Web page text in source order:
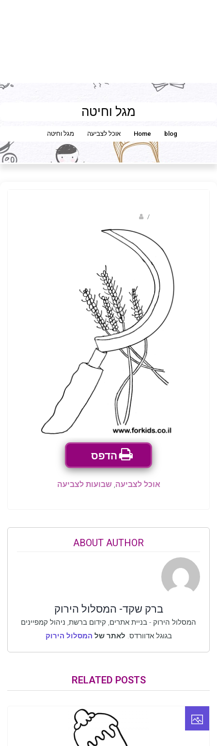
מגל וחיטה
Home blog אוכל לצביעה מגל וחיטה
/
הדפס
אוכל לצביעה,שבועות לצביעה
ABOUT AUTHOR
ברק שקד- המסלול הירוק
המסלול הירוק - בניית אתרים, קידום ברשת, ניהול קמפיינים
בגוגל אדוורדס. לאתר של המסלול הירוק
RELATED POSTS